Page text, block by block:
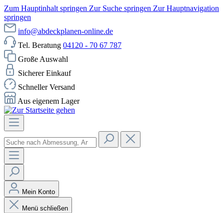
Zum Hauptinhalt springen Zur Suche springen Zur Hauptnavigation
springen
info@abdeckplanen-online.de
Tel. Beratung 04120 - 70 67 787
Große Auswahl
Sicherer Einkauf
Schneller Versand
Aus eigenem Lager
Mein Konto
Menü schließen